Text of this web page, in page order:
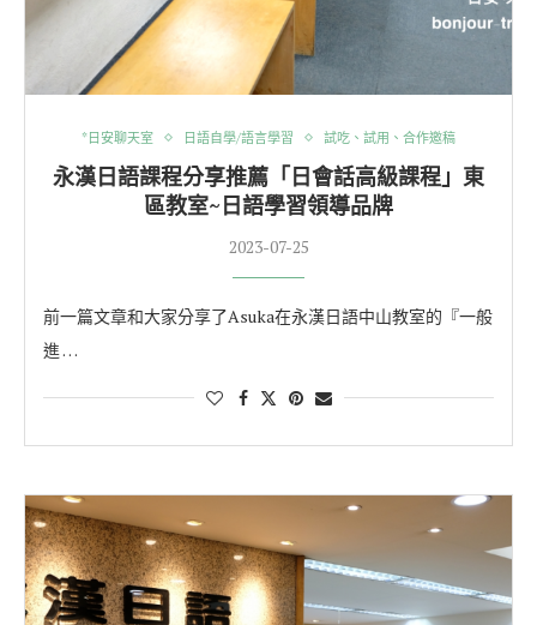
*日安聊天室 日語自學/語言學習 試吃、試用、合作邀稿
永漢日語課程分享推薦「日會話高級課程」東
區教室~日語學習領導品牌
2023-07-25
前一篇文章和大家分享了Asuka在永漢日語中山教室的『一般
進 …